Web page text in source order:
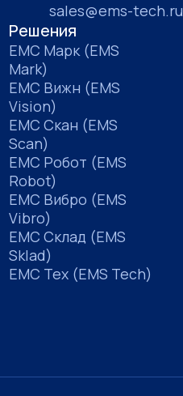
sales@ems-tech.ru
Решения
ЕМС Марк (EMS
Mark)
ЕМС Вижн (EMS
Vision)
ЕМС Скан (EMS
Scan)
ЕМС Робот (EMS
Robot)
ЕМС Вибро (EMS
Vibro)
ЕМС Склад (EMS
Sklad)
ЕМС Тех (EMS Tech)